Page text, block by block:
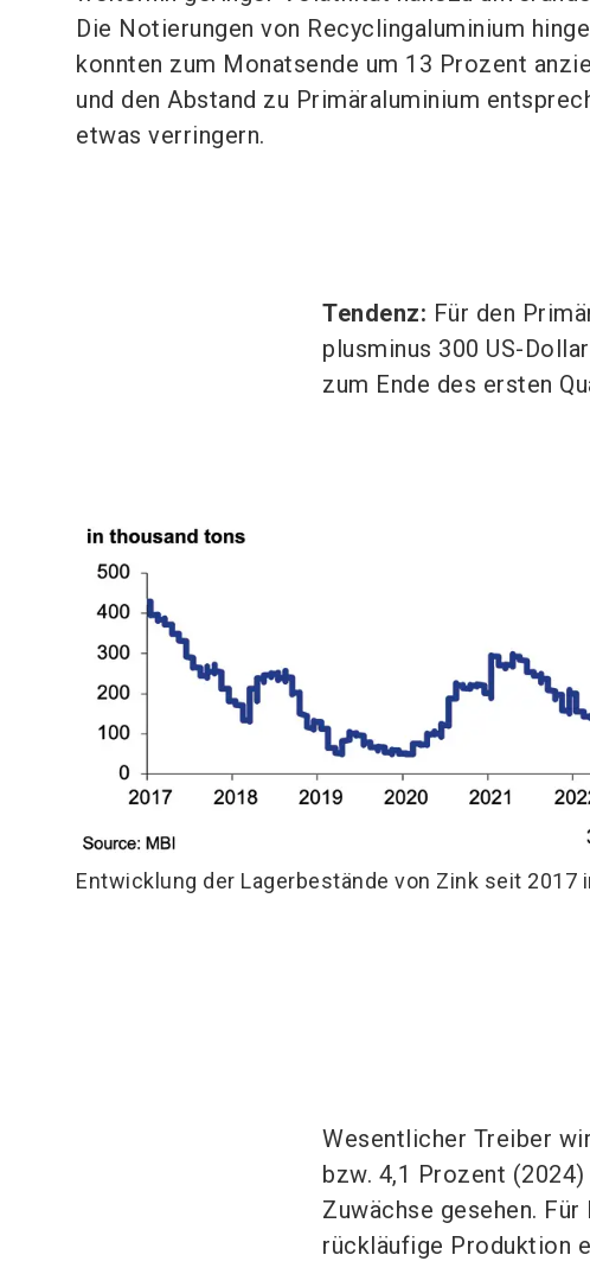
Die Notierungen von Recyclingaluminium
konnten zum Monatsende um 13 Prozent
und den Abstand zu Primäraluminium
etwas verringern.
Tendenz: Für den
plusminus 300 US-
zum Ende des ersten
Entwicklung der Lagerbestände von Zink seit 2017
Wesentlicher Treiber
bzw. 4,1 Prozent
Zuwächse gesehen.
rückläufige Produktion